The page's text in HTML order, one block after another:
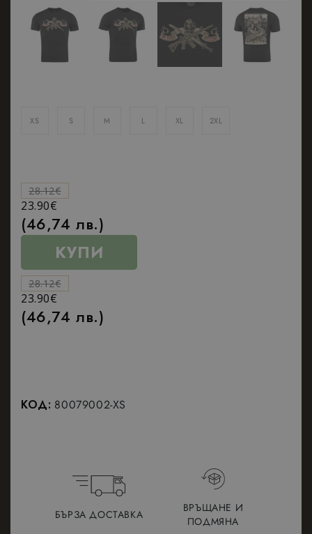
XS S M L XL 2XL
28.12€
23.90€
(46,74 лв.)
КУПИ
28.12€
23.90€
(46,74 лв.)
КОД: 80079002-XS
БЪРЗА ДОСТАВКА
ВРЪЩАНЕ И
ПОДМЯНА